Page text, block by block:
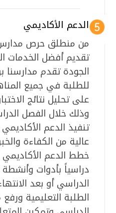
الدعم الأكاديمي
من منطلق حرص
تقديم أفضل الخدمات
الجودة تقدم مدارسنا
للطلبة في جميع
على تحليل نتائج
وذلك خلال الفصل
تنفيذ الدعم
عالية من الكفاءة
خطط الدعم الأكاديمي
دراسياً بأدوات وأنشطة
الدراسي أو بعد
الطلبة التعليمية